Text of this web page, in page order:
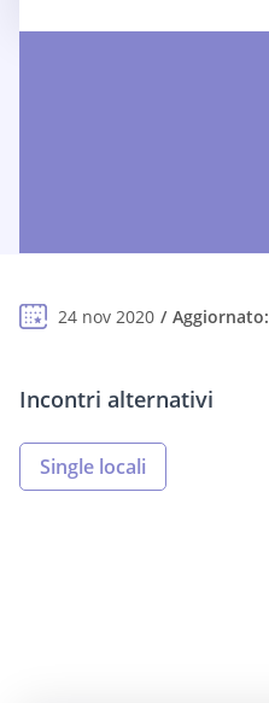
24 nov 2020 Aggiornato:
Incontri alternativi
Single locali